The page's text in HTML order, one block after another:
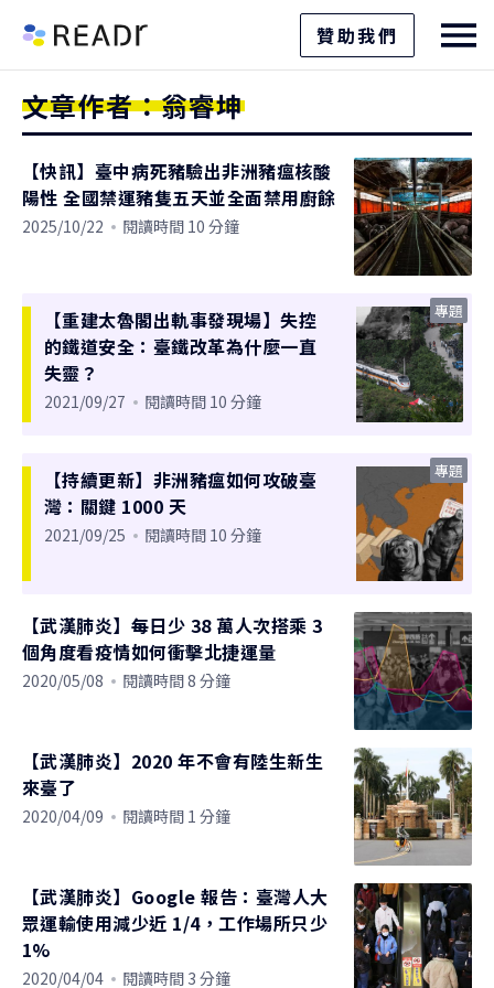
贊助我們
文章作者：翁睿坤
【快訊】臺中病死豬驗出非洲豬瘟核酸
陽性 全國禁運豬隻五天並全面禁用廚餘
2025/10/22 閱讀時間 10 分鐘
專題
【重建太魯閣出軌事發現場】失控
的鐵道安全：臺鐵改革為什麼一直
失靈？
2021/09/27 閱讀時間 10 分鐘
專題
【持續更新】非洲豬瘟如何攻破臺
灣：關鍵 1000 天
2021/09/25 閱讀時間 10 分鐘
【武漢肺炎】每日少 38 萬人次搭乘 3
個角度看疫情如何衝擊北捷運量
2020/05/08 閱讀時間 8 分鐘
【武漢肺炎】2020 年不會有陸生新生
來臺了
2020/04/09 閱讀時間 1 分鐘
【武漢肺炎】Google 報告：臺灣人大
眾運輸使用減少近 1/4，工作場所只少
1%
2020/04/04 閱讀時間 3 分鐘